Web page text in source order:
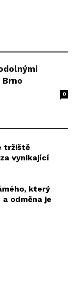
0
tržiště
vynikající
který
odměna je